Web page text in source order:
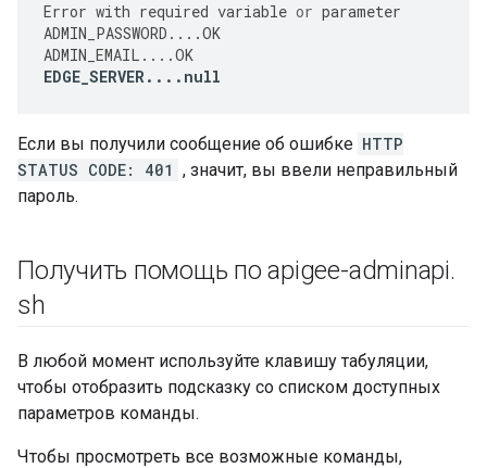
Error with required variable or parameter
ADMIN_PASSWORD ....OK
ADMIN_EMAIL ....OK
EDGE_SERVER.... null
Если вы получили сообщение об ошибке HTTP
STATUS CODE: 401 , значит, вы ввели неправильный
пароль.
Получить помощь по apigee-adminapi.
sh
В любой момент используйте клавишу табуляции,
чтобы отобразить подсказку со списком доступных
параметров команды.
Чтобы просмотреть все возможные команды,